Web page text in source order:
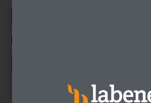
LASER NA
LACTANTES